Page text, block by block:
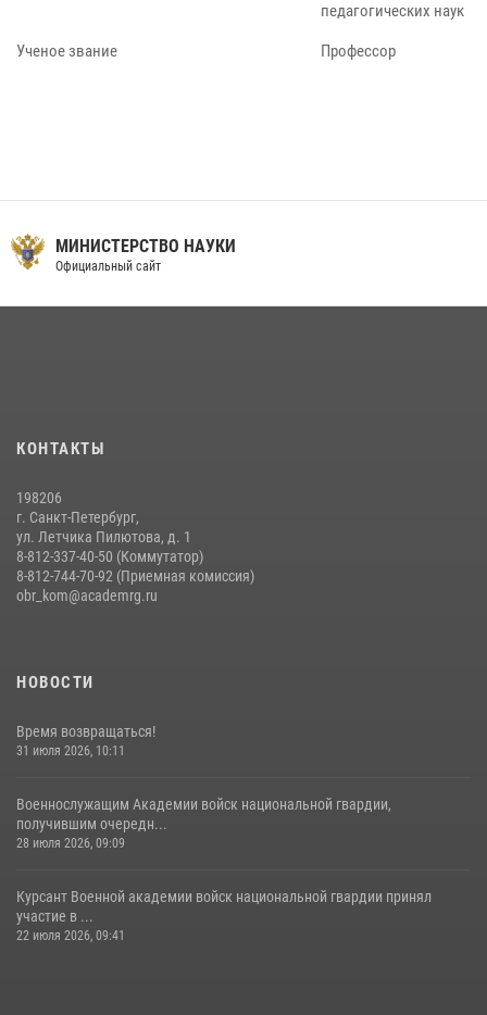
педагогических наук
Ученое звание Профессор
МИНИСТЕРСТВО НАУКИ
Официальный сайт
КОНТАКТЫ
198206
г. Санкт-Петербург,
ул. Летчика Пилютова, д. 1
8-812-337-40-50 (Коммутатор)
8-812-744-70-92 (Приемная комиссия)
obr_kom@academrg.ru
НОВОСТИ
Время возвращаться!
31 июля 2026, 10:11
Военнослужащим Академии войск национальной гвардии,
получившим очередн...
28 июля 2026, 09:09
Курсант Военной академии войск национальной гвардии принял
участие в ...
22 июля 2026, 09:41